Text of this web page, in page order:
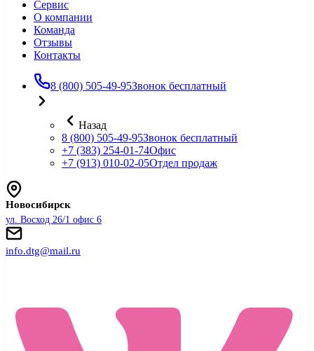
Сервис
О компании
Команда
Отзывы
Контакты
8 (800) 505-49-95Звонок бесплатный
Назад
8 (800) 505-49-95Звонок бесплатный
+7 (383) 254-01-74Офис
+7 (913) 010-02-05Отдел продаж
Новосибирск
ул. Восход 26/1 офис 6
info.dtg@mail.ru